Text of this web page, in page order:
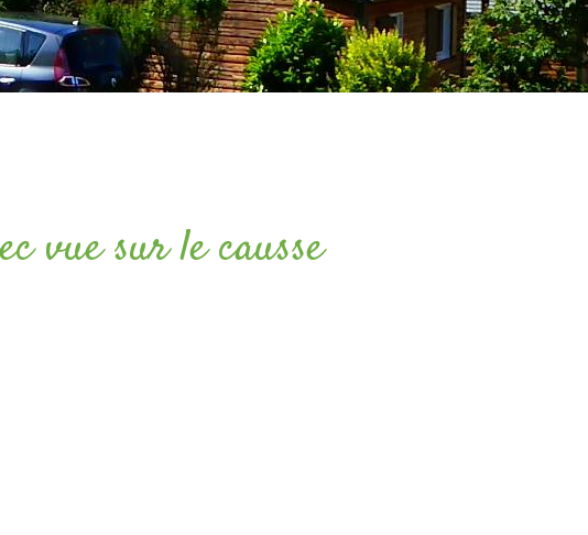
vue sur le causse